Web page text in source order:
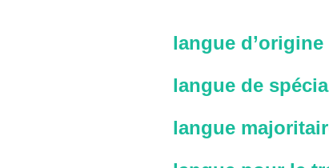
langue d’origine
langue de
langue